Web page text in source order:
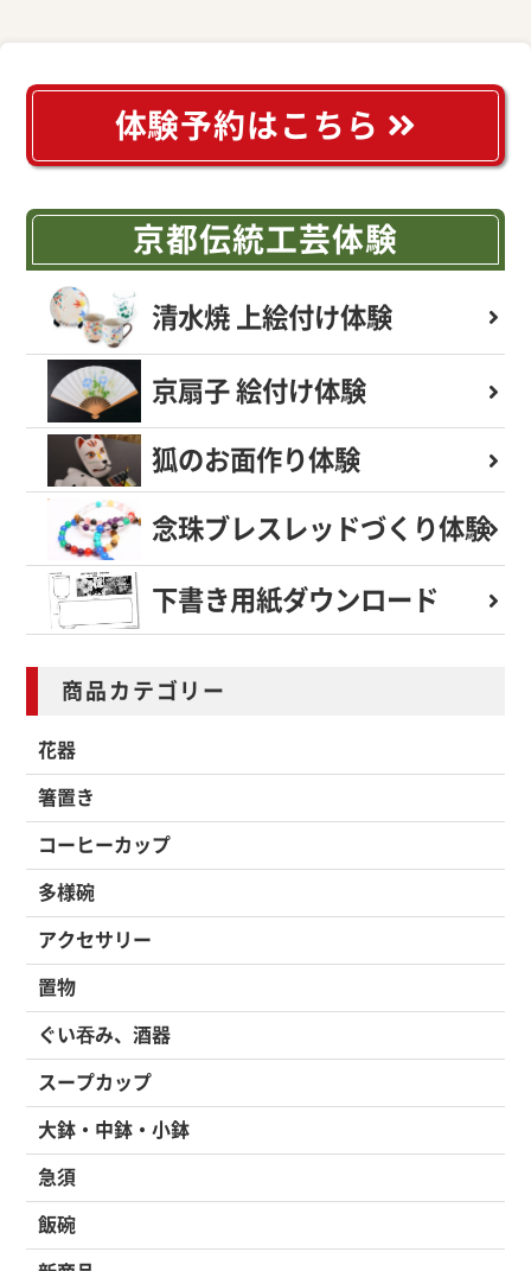
体験予約はこちら
京都伝統工芸体験
清水焼 上絵付け体験
京扇子 絵付け体験
狐のお面作り体験
念珠ブレスレッドづくり体験
下書き用紙ダウンロード
商品カテゴリー
花器
箸置き
コーヒーカップ
多様碗
アクセサリー
置物
ぐい吞み、酒器
スープカップ
大鉢・中鉢・小鉢
急須
飯碗